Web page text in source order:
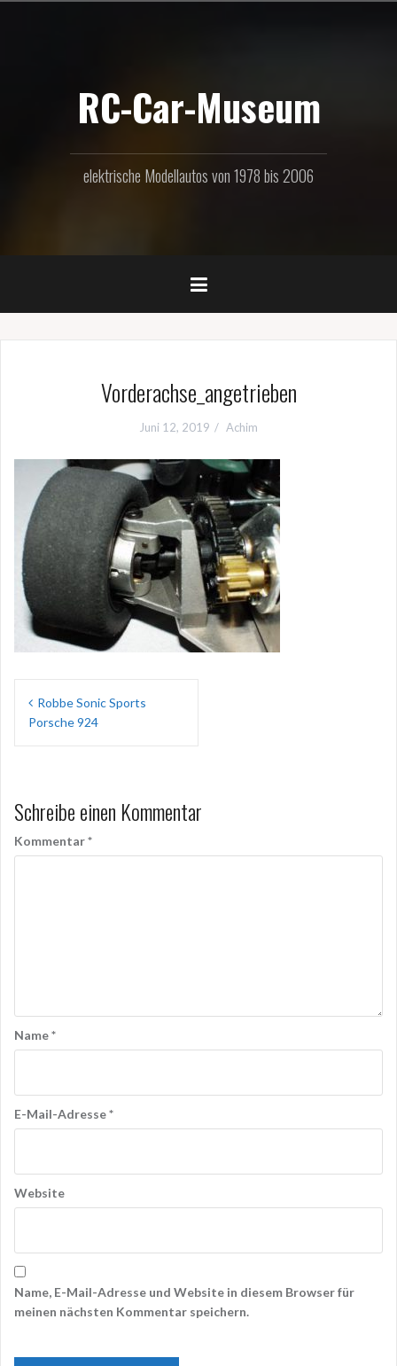
RC-Car-Museum
elektrische Modellautos von 1978 bis 2006
Vorderachse_angetrieben
Juni 12, 2019 Achim
Beitragsnavigation
Robbe Sonic Sports
Porsche 924
Schreibe einen Kommentar
Kommentar*
Name*
E-Mail-Adresse*
Website
Name, E-Mail-Adresse und Website in diesem Browser für
meinen nächsten Kommentar speichern.